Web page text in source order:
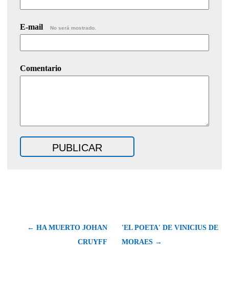
E-mail No será mostrado.
Comentario
← HA MUERTO JOHAN
CRUYFF
'EL POETA' DE VINICIUS DE
MORAES →